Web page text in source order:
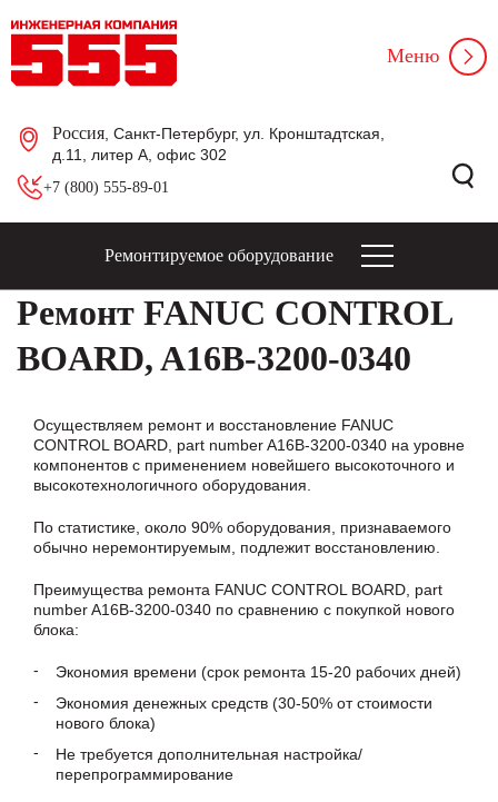
Россия , Санкт-Петербург, ул. Кронштадтская,
д.11, литер А, офис 302
+7 (800) 555-89-01
Меню
Ремонтируемое оборудование
Ремонт FANUC CONTROL
BOARD, A16B-3200-0340
Осуществляем ремонт и восстановление FANUC
CONTROL BOARD, part number A16B-3200-0340 на уровне
компонентов с применением новейшего высокоточного и
высокотехнологичного оборудования.
По статистике, около 90% оборудования, признаваемого
обычно неремонтируемым, подлежит восстановлению.
Преимущества ремонта FANUC CONTROL BOARD, part
number A16B-3200-0340 по сравнению с покупкой нового
блока:
Экономия времени (срок ремонта 15-20 рабочих дней)
Экономия денежных средств (30-50% от стоимости
нового блока)
Не требуется дополнительная настройка/
перепрограммирование